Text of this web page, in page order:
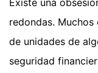
redondas.
de unidades de
seguridad